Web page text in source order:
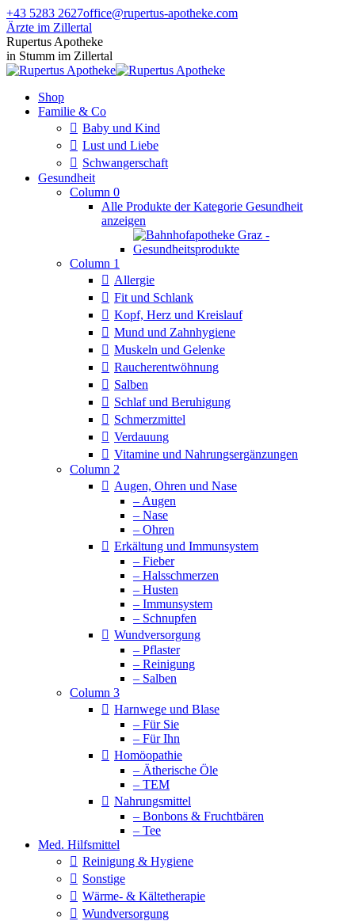
Zum
Inhalt
springen
+43 5283 2627office@rupertus-apotheke.com
Ärzte im Zillertal
Facebook
page
opens
new
window
Instagram
page
opens
new
window
Rupertus Apotheke
in Stumm im Zillertal
Shop
Familie & Co
Baby und Kind
Lust und Liebe
Schwangerschaft
Gesundheit
Column 0
Alle Produkte der Kategorie Gesundheit
anzeigen
Column 1
Allergie
Fit und Schlank
Kopf, Herz und Kreislauf
Mund und Zahnhygiene
Muskeln und Gelenke
Raucherentwöhnung
Salben
Schlaf und Beruhigung
Schmerzmittel
Verdauung
Vitamine und Nahrungsergänzungen
Column 2
Augen, Ohren und Nase
– Augen
– Nase
– Ohren
Erkältung und Immunsystem
– Fieber
– Halsschmerzen
– Husten
– Immunsystem
– Schnupfen
Wundversorgung
– Pflaster
– Reinigung
– Salben
Column 3
Harnwege und Blase
– Für Sie
– Für Ihn
Homöopathie
– Ätherische Öle
– TEM
Nahrungsmittel
– Bonbons & Fruchtbären
– Tee
Med. Hilfsmittel
Reinigung & Hygiene
Sonstige
Wärme- & Kältetherapie
Wundversorgung